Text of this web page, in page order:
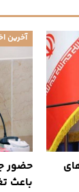
آخرین
حضور
باعث